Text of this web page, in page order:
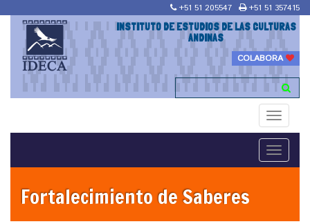
+51 51 205547 +51 51 357415
INSTITUTO DE ESTUDIOS DE LAS CULTURAS
ANDINAS
COLABORA
Toggle
Toggle
Fortalecimiento de Saberes